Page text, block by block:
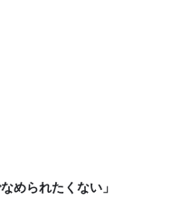
められたくない」